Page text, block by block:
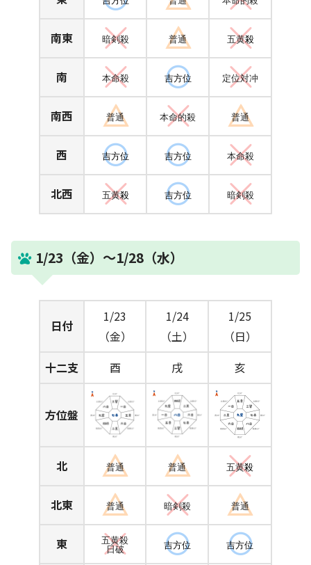
南東 暗剣殺 普通 五黄殺
南 本命殺 吉方位 定位対冲
南西 普通 本命的殺 普通
西 吉方位 吉方位 本命殺
北西 五黄殺 吉方位 暗剣殺
1/23（金）～1/28（水）
日付
1/23
（金）
1/24
（土）
1/25
（日）
十二支
酉 戌 亥
方位盤
北 普通 普通 五黄殺
北東 普通 暗剣殺 普通
東
五黄殺
日破
吉方位 吉方位